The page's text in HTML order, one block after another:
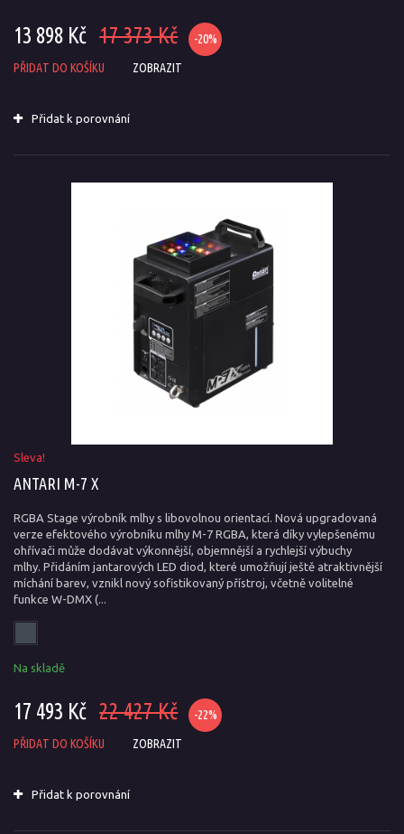
13 898 Kč 17 373 Kč -20%
PŘIDAT DO KOŠÍKU ZOBRAZIT
Přidat k porovnání
Sleva!
ANTARI M-7 X
RGBA Stage výrobník mlhy s libovolnou orientací. Nová upgradovaná
verze efektového výrobníku mlhy M-7 RGBA, která díky vylepšenému
ohřívači může dodávat výkonnější, objemnější a rychlejší výbuchy
mlhy. Přidáním jantarových LED diod, které umožňují ještě atraktivnější
míchání barev, vznikl nový sofistikovaný přístroj, včetně volitelné
funkce W-DMX (...
Na skladě
17 493 Kč 22 427 Kč -22%
PŘIDAT DO KOŠÍKU ZOBRAZIT
Přidat k porovnání